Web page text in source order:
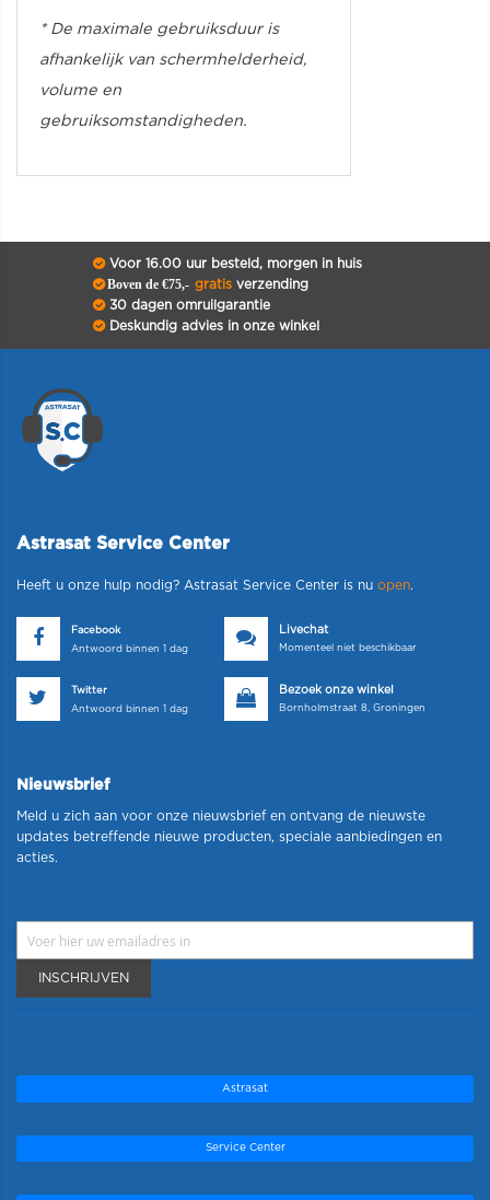
* De maximale gebruiksduur is
afhankelijk van schermhelderheid,
volume en
gebruiksomstandigheden.
Voor 16.00 uur besteld, morgen in huis
Boven de €75,- gratisverzending
30 dagen omruilgarantie
Deskundig advies in onze winkel
Astrasat Service Center
Heeft u onze hulp nodig? Astrasat Service Center is nu open.
Facebook
Antwoord binnen 1 dag
Livechat
Momenteel niet beschikbaar
Twitter
Antwoord binnen 1 dag
Bezoek onze winkel
Bornholmstraat 8, Groningen
Nieuwsbrief
Meld u zich aan voor onze nieuwsbrief en ontvang de nieuwste
updates betreffende nieuwe producten, speciale aanbiedingen en
acties.
INSCHRIJVEN
Astrasat
Service Center